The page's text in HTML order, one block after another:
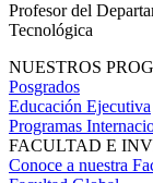
Profesor del
Tecnológica
NUESTROS
Posgrados
Educación Ejecutiva
Programas
FACULTAD E
Conoce a nuestra